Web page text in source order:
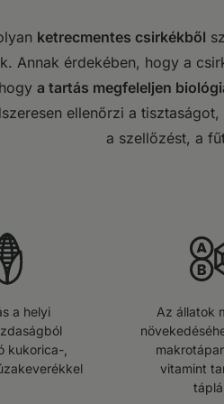
ketrecmentes csirkékből
Annak érdekében, hogy a
a tartás megfeleljen
ellenőrzi a
a szellőzést, a
a helyi
kukorica-,
Az állatok
vitamint